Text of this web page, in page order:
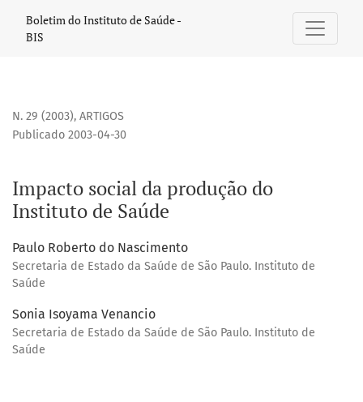
Impacto social da produção do Instituto de Saúde
Boletim do Instituto de Saúde -
BIS
N. 29 (2003), ARTIGOS
Impacto social da produção do
Instituto de Saúde
Publicado 2003-04-30
Paulo Roberto do Nascimento
Secretaria de Estado da Saúde de São Paulo. Instituto de
Saúde
Sonia Isoyama Venancio
Secretaria de Estado da Saúde de São Paulo. Instituto de
Saúde